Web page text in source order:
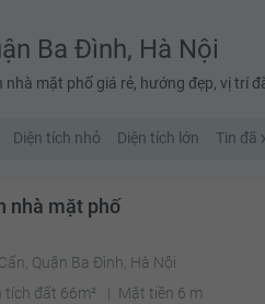
Ba Đình, Hà Nội
mặt phố giá rẻ, hướng đẹp, vị trí
Diện tích nhỏ Diện tích lớn Tin đã
nhà mặt phố
Quận Ba Đình, Hà Nội
tích đất 66m²
Mặt tiền 6 m